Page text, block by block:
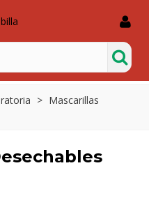
> Mascarillas